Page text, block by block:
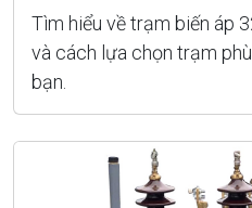
Tìm hiểu về trạm biến áp
và cách lựa chọn trạm
bạn.